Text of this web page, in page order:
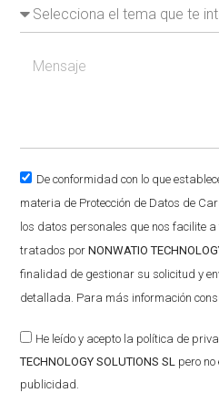
De conformidad con lo que
materia de Protección de Datos de
los datos personales que nos facilite
tratados porNONWATIO
finalidad de gestionar su solicitud y
detallada. Para más información
He leído y acepto la política de
TECHNOLOGY SOLUTIONS SL pero
publicidad.